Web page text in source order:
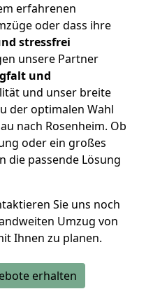
erfahrenen
oder dass ihre
stressfrei
unsere Partner
und
und unser breite
der optimalen Wahl
nach Rosenheim. Ob
oder ein großes
die passende Lösung
Sie uns noch
Umzug von
Ihnen zu planen.
erhalten